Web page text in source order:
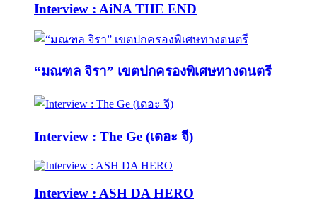
Interview : AiNA THE END
“มณฑล จิรา” เขตปกครองพิเศษทางดนตรี
Interview : The Ge (เดอะ จี)
Interview : ASH DA HERO